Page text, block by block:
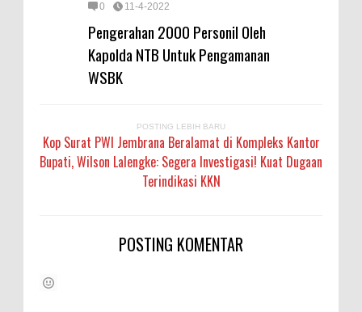
0 11-4-2022
Pengerahan 2000 Personil Oleh
Kapolda NTB Untuk Pengamanan
WSBK
POSTING LEBIH BARU
Kop Surat PWI Jembrana Beralamat di Kompleks Kantor
Bupati, Wilson Lalengke: Segera Investigasi! Kuat Dugaan
Terindikasi KKN
POSTING KOMENTAR